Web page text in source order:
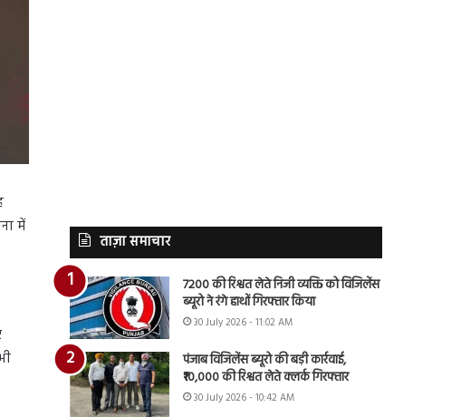
में
ताज़ा समाचार
7200 की रिश्वत लेते निजी व्यक्ति को विजिलेंस
ब्यूरो ने रंगे हाथों गिरफ्तार किया
30 July 2026 - 11:02 AM
पंजाब विजिलेंस ब्यूरो की बड़ी कार्रवाई,
₹10,000 की रिश्वत लेते क्लर्क गिरफ्तार
30 July 2026 - 10:42 AM